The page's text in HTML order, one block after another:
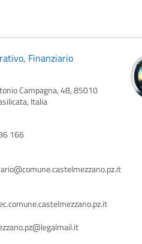
Finanziario
Campagna, 48, 85010
Italia
166